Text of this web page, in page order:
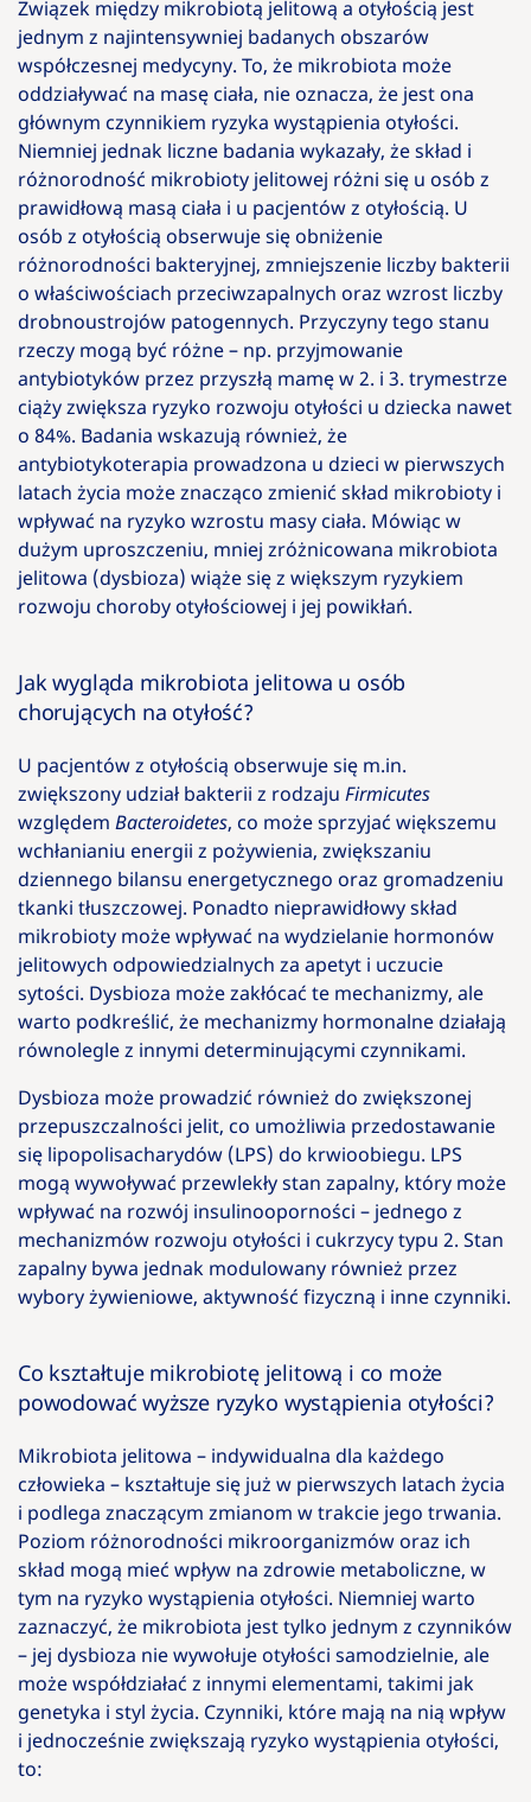
Związek między mikrobiotą jelitową a otyłością jest
jednym z najintensywniej badanych obszarów
współczesnej medycyny. To, że mikrobiota może
oddziaływać na masę ciała, nie oznacza, że jest ona
głównym czynnikiem ryzyka wystąpienia otyłości.
Niemniej jednak liczne badania wykazały, że skład i
różnorodność mikrobioty jelitowej różni się u osób z
prawidłową masą ciała i u pacjentów z otyłością. U
osób z otyłością obserwuje się obniżenie
różnorodności bakteryjnej, zmniejszenie liczby bakterii
o właściwościach przeciwzapalnych oraz wzrost liczby
drobnoustrojów patogennych. Przyczyny tego stanu
rzeczy mogą być różne – np. przyjmowanie
antybiotyków przez przyszłą mamę w 2. i 3. trymestrze
ciąży zwiększa ryzyko rozwoju otyłości u dziecka nawet
o 84%. Badania wskazują również, że
antybiotykoterapia prowadzona u dzieci w pierwszych
latach życia może znacząco zmienić skład mikrobioty i
wpływać na ryzyko wzrostu masy ciała. Mówiąc w
dużym uproszczeniu, mniej zróżnicowana mikrobiota
jelitowa (dysbioza) wiąże się z większym ryzykiem
rozwoju choroby otyłościowej i jej powikłań.
Jak wygląda mikrobiota jelitowa u osób
chorujących na otyłość?
U pacjentów z otyłością obserwuje się m.in.
zwiększony udział bakterii z rodzaju Firmicutes
względem Bacteroidetes, co może sprzyjać większemu
wchłanianiu energii z pożywienia, zwiększaniu
dziennego bilansu energetycznego oraz gromadzeniu
tkanki tłuszczowej. Ponadto nieprawidłowy skład
mikrobioty może wpływać na wydzielanie hormonów
jelitowych odpowiedzialnych za apetyt i uczucie
sytości. Dysbioza może zakłócać te mechanizmy, ale
warto podkreślić, że mechanizmy hormonalne działają
równolegle z innymi determinującymi czynnikami.
Dysbioza może prowadzić również do zwiększonej
przepuszczalności jelit, co umożliwia przedostawanie
się lipopolisacharydów (LPS) do krwioobiegu. LPS
mogą wywoływać przewlekły stan zapalny, który może
wpływać na rozwój insulinooporności – jednego z
mechanizmów rozwoju otyłości i cukrzycy typu 2. Stan
zapalny bywa jednak modulowany również przez
wybory żywieniowe, aktywność fizyczną i inne czynniki.
Co kształtuje mikrobiotę jelitową i co może
powodować wyższe ryzyko wystąpienia otyłości?
Mikrobiota jelitowa – indywidualna dla każdego
człowieka – kształtuje się już w pierwszych latach życia
i podlega znaczącym zmianom w trakcie jego trwania.
Poziom różnorodności mikroorganizmów oraz ich
skład mogą mieć wpływ na zdrowie metaboliczne, w
tym na ryzyko wystąpienia otyłości. Niemniej warto
zaznaczyć, że mikrobiota jest tylko jednym z czynników
– jej dysbioza nie wywołuje otyłości samodzielnie, ale
może współdziałać z innymi elementami, takimi jak
genetyka i styl życia. Czynniki, które mają na nią wpływ
i jednocześnie zwiększają ryzyko wystąpienia otyłości,
to: